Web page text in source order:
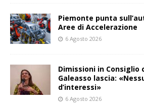
Piemonte punta
Aree di Accelerazione
6 Agosto 2026
Dimissioni in Consiglio
Galeasso lascia:
d’interessi»
6 Agosto 2026